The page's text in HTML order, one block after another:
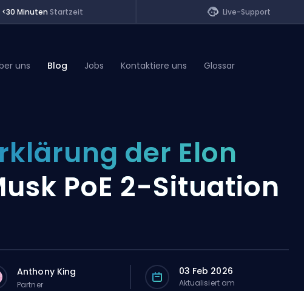
<30 Minuten Startzeit Live-Support
uns Blog Jobs Kontaktiere uns Glossar
der Elon
PoE 2-Situation
Anthony King
Partner
03 Feb 2026
Aktualisiert am